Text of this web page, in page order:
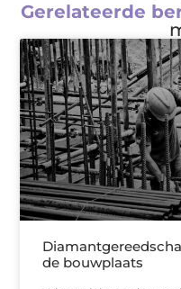
Gerelateerde
de bouwplaats